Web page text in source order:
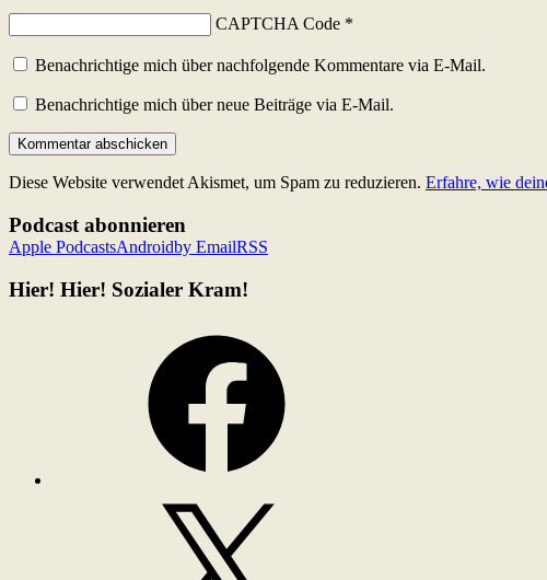
CAPTCHA Code *
Benachrichtige mich über nachfolgende Kommentare via E-Mail.
Benachrichtige mich über neue Beiträge via E-Mail.
Diese Website verwendet Akismet, um Spam zu reduzieren. Erfahre, wie
Podcast abonnieren
Apple PodcastsAndroidby EmailRSS
Hier! Hier! Sozialer Kram!